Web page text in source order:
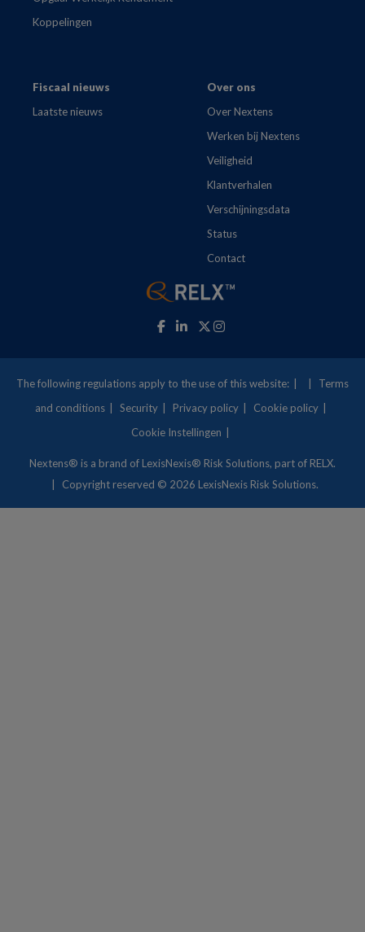
Koppelingen
Fiscaal nieuws
Laatste nieuws
Over ons
Over Nextens
Werken bij Nextens
Veiligheid
Klantverhalen
Verschijningsdata
Status
Contact
The following regulations apply to the use of this website:
Terms
and conditions
Security Privacy policy
Cookie policy
Cookie Instellingen
Nextens® is a brand of LexisNexis® Risk Solutions, part of RELX.
Copyrightreserved © 2026 LexisNexis Risk Solutions.